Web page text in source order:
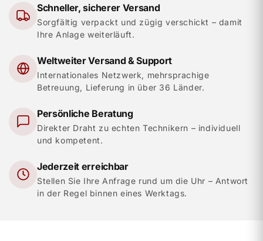
Schneller, sicherer Versand
Sorgfältig verpackt und zügig verschickt – damit
Ihre Anlage weiterläuft.
Weltweiter Versand & Support
Internationales Netzwerk, mehrsprachige
Betreuung, Lieferung in über 36 Länder.
Persönliche Beratung
Direkter Draht zu echten Technikern – individuell
und kompetent.
Jederzeit erreichbar
Stellen Sie Ihre Anfrage rund um die Uhr – Antwort
in der Regel binnen eines Werktags.